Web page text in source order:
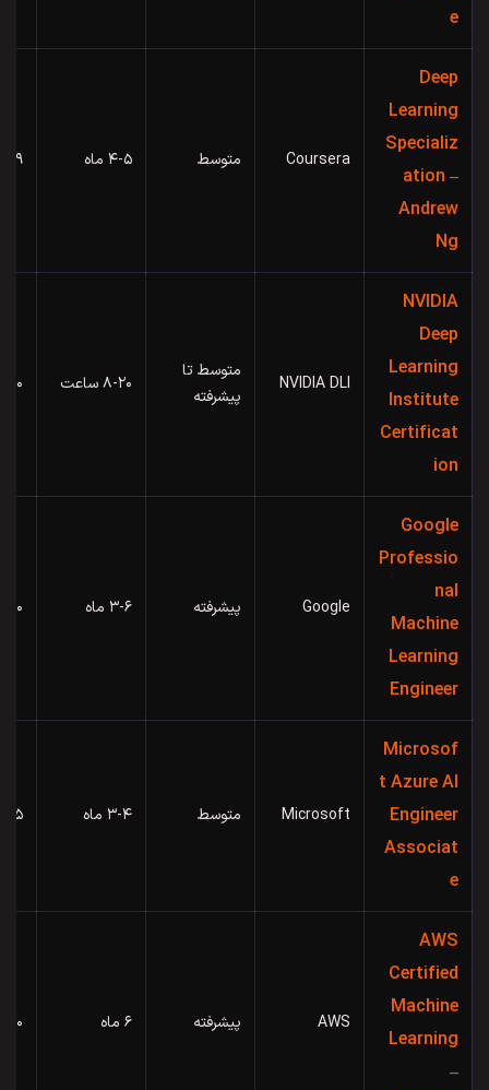
e
Deep
Learning
Specializ
ation –
Andrew
Ng
Coursera متوسط ۴-۵ ماه ۵۹ دلار/ماه
NVIDIA
Deep
Learning
Institute
Certificat
ion
NVIDIA DLI
متوسط تا
پیشرفته
۸-۲۰ ساعت ۳۰-
Google
Professio
nal
Machine
Learning
Engineer
Google پیشرفته ۳-۶ ماه ۲۰۰ دلار
Microsof
t Azure AI
Engineer
Associat
e
Microsoft متوسط ۳-۴ ماه ۱۶۵ دلار
AWS
Certified
Machine
Learning
–
AWS پیشرفته ۶ ماه ۳۰۰ دلار